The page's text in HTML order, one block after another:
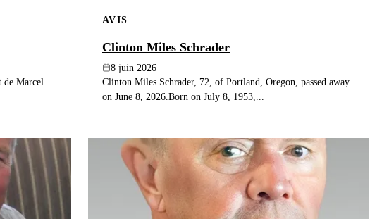
de Marcel
AVIS
Clinton Miles Schrader
8 juin 2026
Clinton Miles Schrader, 72, of Portland, Oregon, passed away
on June 8, 2026.Born on July 8, 1953,...